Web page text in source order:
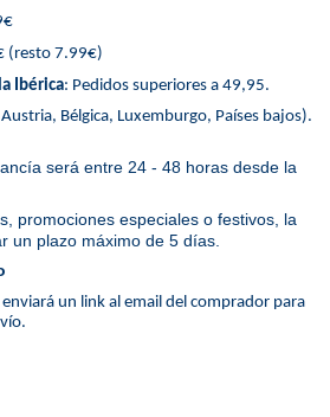
(resto 7.99€)
Ibérica: Pedidos superiores a 49,95.
Bélgica, Luxemburgo, Países bajos).
será entre 24 - 48 horas desde la
promociones especiales o festivos, la
un plazo máximo de 5 días.
un link al email del comprador para